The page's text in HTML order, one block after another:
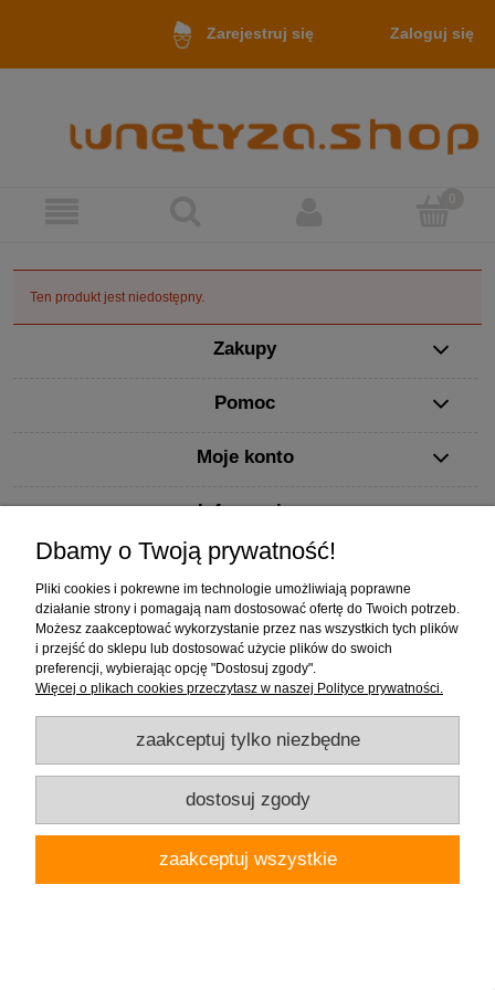
Zarejestruj się Zaloguj się
Ten produkt jest niedostępny.
Zakupy
Pomoc
Moje konto
Informacje
Firma "Wnętrza" Alicja Galewska | ul. Czapliniecka 1, 97-400 Bełchatów |
woj.łódzkie | tel.: 786912008, 789280889 | email: wnetrza.shop@gmail.com |
NIP 769-113-24-80 | REGON: 590535623
Sklep internetowy Shoper.pl
Dbamy o Twoją prywatność!
Pliki cookies i pokrewne im technologie umożliwiają poprawne
działanie strony i pomagają nam dostosować ofertę do Twoich potrzeb.
Możesz zaakceptować wykorzystanie przez nas wszystkich tych plików
i przejść do sklepu lub dostosować użycie plików do swoich
preferencji, wybierając opcję "Dostosuj zgody".
Więcej o plikach cookies przeczytasz w naszej Polityce prywatności.
zaakceptuj tylko niezbędne
dostosuj zgody
zaakceptuj wszystkie